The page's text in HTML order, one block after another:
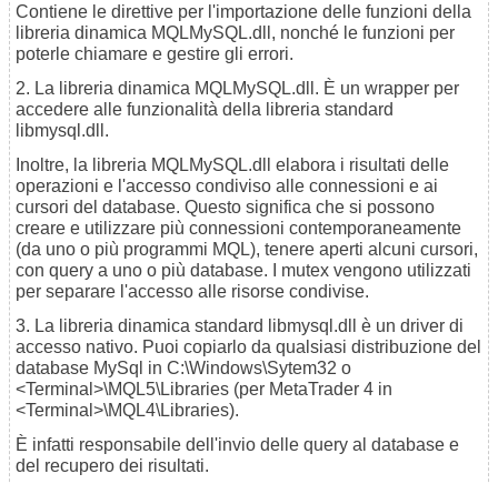
Contiene le direttive per l'importazione delle funzioni della
libreria dinamica MQLMySQL.dll, nonché le funzioni per
poterle chiamare e gestire gli errori.
2. La libreria dinamica MQLMySQL.dll. È un wrapper per
accedere alle funzionalità della libreria standard
libmysql.dll.
Inoltre, la libreria MQLMySQL.dll elabora i risultati delle
operazioni e l'accesso condiviso alle connessioni e ai
cursori del database. Questo significa che si possono
creare e utilizzare più connessioni contemporaneamente
(da uno o più programmi MQL), tenere aperti alcuni cursori,
con query a uno o più database. I mutex vengono utilizzati
per separare l'accesso alle risorse condivise.
3. La libreria dinamica standard libmysql.dll è un driver di
accesso nativo. Puoi copiarlo da qualsiasi distribuzione del
database MySql in C:\Windows\Sytem32 o
<Terminal>\MQL5\Libraries (per MetaTrader 4 in
<Terminal>\MQL4\Libraries).
È infatti responsabile dell'invio delle query al database e
del recupero dei risultati.